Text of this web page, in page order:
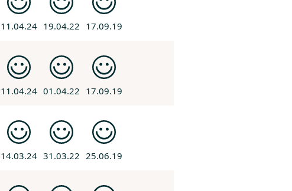
11.04.24 19.04.22 17.09.19
11.04.24 01.04.22 17.09.19
14.03.24 31.03.22 25.06.19